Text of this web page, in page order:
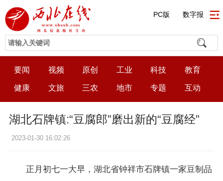
PC版 数字报
要闻 视频 原创 工业 科技 教育
健康 文旅 三农 地市 专题 互动
湖北石牌镇:“豆腐郎”磨出新的“豆腐经”
2023-01-30 16:02:26
正月初七一大早，湖北省钟祥市石牌镇一家豆制品